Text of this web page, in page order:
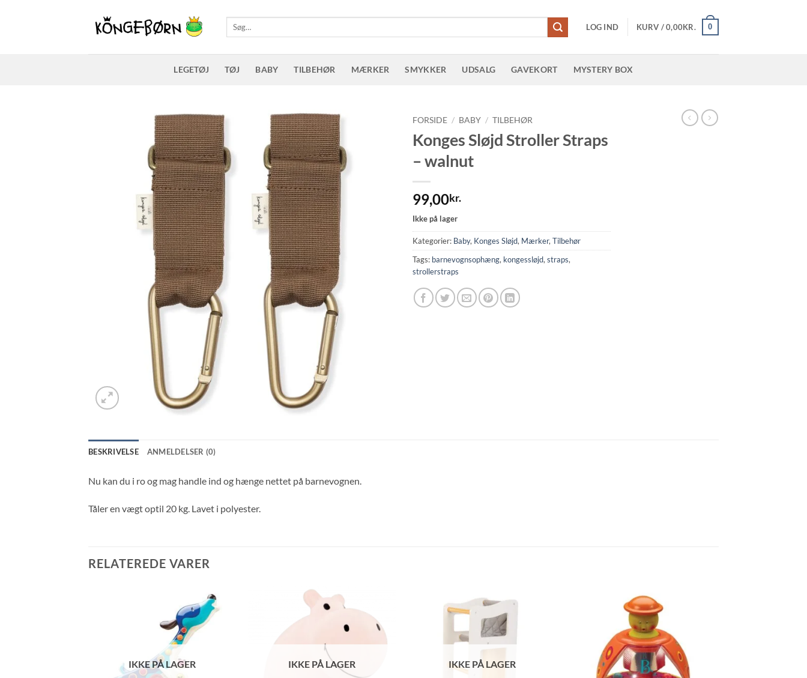
Søg
efter:
LOG IND KURV /0,00KR. 0
LEGETØJ TØJ BABY TILBEHØR MÆRKER SMYKKER UDSALG GAVEKORT MYSTERY BOX
FORSIDE / BABY / TILBEHØR
Konges Sløjd Stroller Straps
– walnut
99,00kr.
Ikke på lager
Kategorier: Baby, Konges Sløjd, Mærker, Tilbehør
Tags: barnevognsophæng, kongessløjd, straps,
strollerstraps
BESKRIVELSE ANMELDELSER (0)
Nu kan du i ro og mag handle ind og hænge nettet på barnevognen.
Tåler en vægt optil 20 kg. Lavet i polyester.
RELATEREDE VARER
IKKE PÅ LAGER IKKE PÅ LAGER IKKE PÅ LAGER